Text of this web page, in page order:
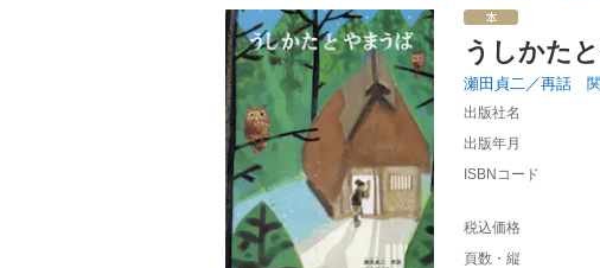
うしかた
瀬田貞二／再話
出版社名
出版年月
ISBNコード
税込価格
頁数・縦